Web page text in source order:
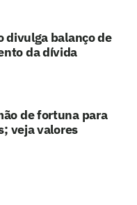
divulga balanço de
da dívida
de fortuna para
veja valores